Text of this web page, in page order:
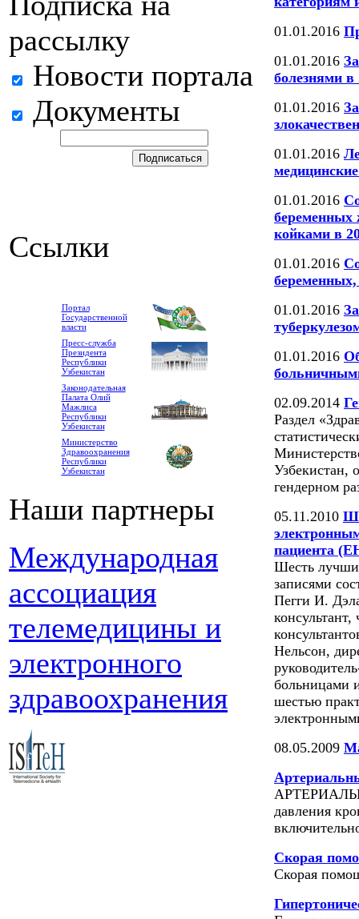
рассылку
Новости портала
Документы
Ссылки
Портал
Государственной
власти
Пресс-служба
Президента
Республики
Узбекистан
Законодательная
Палата Олий
Мажлиса
Республики
Узбекистан
Министерство
Здравоохранения
Республики
Узбекистан
Наши партнеры
Международная
ассоциация
телемедицины и
электронного
здравоохранения
01.01.2016
01.01.2016
болезнями в
01.01.2016
01.01.2016
01.01.2016
койками в
01.01.2016
01.01.2016
01.01.2016
02.09.2014
Раздел
Узбекистан,
гендерном
05.11.2010
пациента
Шесть
записями
Пегги И.
Нельсон,
больницами
шестью
08.05.2009
давления
Скорая
Скорая